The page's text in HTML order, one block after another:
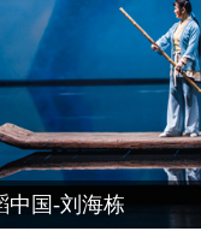
中国-刘海栋